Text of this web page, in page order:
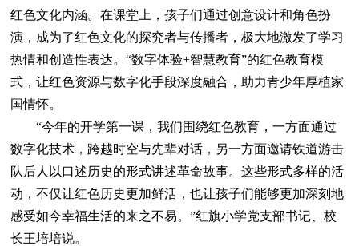
红色文化内涵。在课堂上，孩子们通过创意设计和角色扮
演，成为了红色文化的探究者与传播者，极大地激发了学习
热情和创造性表达。“数字体验+智慧教育”的红色教育模
式，让红色资源与数字化手段深度融合，助力青少年厚植家
国情怀。
“今年的开学第一课，我们围绕红色教育，一方面通过
数字化技术，跨越时空与先辈对话，另一方面邀请铁道游击
队后人以口述历史的形式讲述革命故事。这些形式多样的活
动，不仅让红色历史更加鲜活，也让孩子们能够更加深刻地
感受如今幸福生活的来之不易。”红旗小学党支部书记、校
长王培培说。